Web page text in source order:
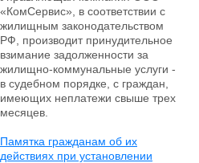
«КомСервис», в соответствии с
жилищным законодательством
РФ, производит принудительное
взимание задолженности за
жилищно-коммунальные услуги -
в судебном порядке, с граждан,
имеющих неплатежи свыше трех
месяцев.
Памятка гражданам об их
действиях при установлении